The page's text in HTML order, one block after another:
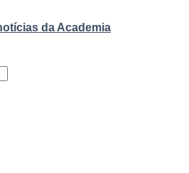
da Academia